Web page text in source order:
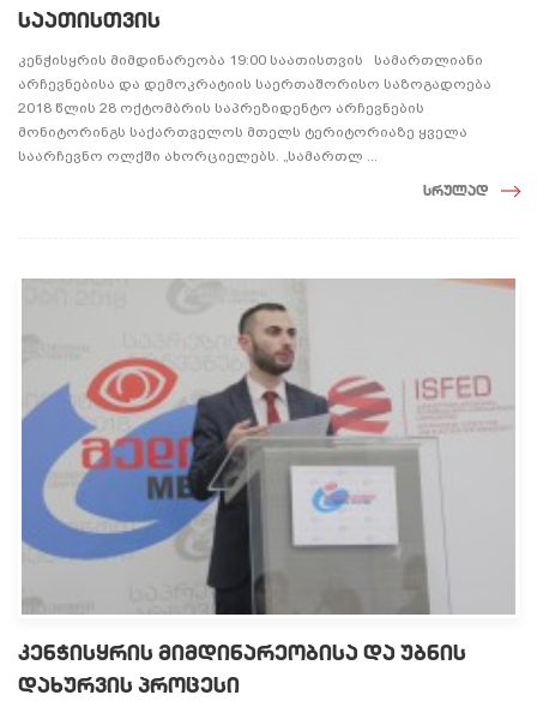
საათისთვის
კენჭისყრის მიმდინარეობა 19:00 საათისთვის სამართლიანი
არჩევნებისა და დემოკრატიის საერთაშორისო საზოგადოება
2018 წლის 28 ოქტომბრის საპრეზიდენტო არჩევნების
მონიტორინგს საქართველოს მთელს ტერიტორიაზე ყველა
საარჩევნო ოლქში ახორციელებს. „სამართლ ...
სრულად
კენჭისყრის მიმდინარეობისა და უბნის
დახურვის პროცესი